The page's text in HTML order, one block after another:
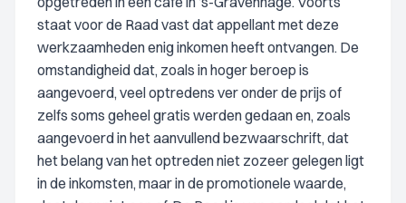
staat voor de Raad vast dat appellant met deze
werkzaamheden enig inkomen heeft ontvangen. De
omstandigheid dat, zoals in hoger beroep is
aangevoerd, veel optredens ver onder de prijs of
zelfs soms geheel gratis werden gedaan en, zoals
aangevoerd in het aanvullend bezwaarschrift, dat
het belang van het optreden niet zozeer gelegen ligt
in de inkomsten, maar in de promotionele waarde,